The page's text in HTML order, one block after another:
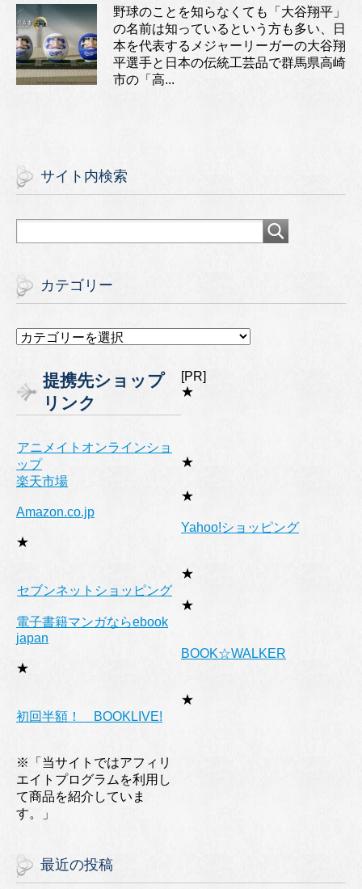
野球のことを知らなくても「大谷翔平」
の名前は知っているという方も多い、日
本を代表するメジャーリーガーの大谷翔
平選手と日本の伝統工芸品で群馬県高崎
市の「高...
サイト内検索
カテゴリー
カ
リ
ー
提携先ショップ
リンク
[PR]
★
アニメイトオンラインショ
ップ
★
楽天市場
★
Amazon.co.jp
★
Yahoo!ショッピング
★
セブンネットショッピング
★
電子書籍マンガならebook
japan
★
BOOK☆WALKER
★
初回半額！ BOOKLIVE!
※「当サイトではアフィリ
エイトプログラムを利用し
て商品を紹介していま
す。」
最近の投稿